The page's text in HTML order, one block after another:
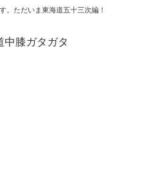
。ただいま東海道五十三次編！
中膝ガタガタ